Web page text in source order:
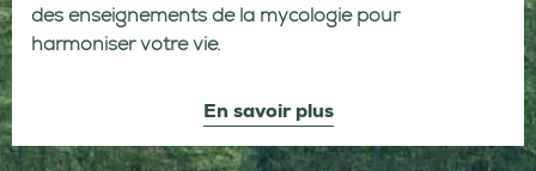
des enseignements de la mycologie pour
harmoniser votre vie.
En savoir plus